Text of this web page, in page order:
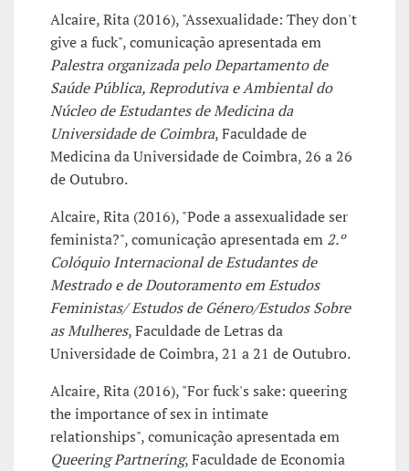
Alcaire, Rita (2016), "Assexualidade: They don't
give a fuck", comunicação apresentada em
Palestra organizada pelo Departamento de
Saúde Pública, Reprodutiva e Ambiental do
Núcleo de Estudantes de Medicina da
Universidade de Coimbra, Faculdade de
Medicina da Universidade de Coimbra, 26 a 26
de Outubro.
Alcaire, Rita (2016), "Pode a assexualidade ser
feminista?", comunicação apresentada em 2.º
Colóquio Internacional de Estudantes de
Mestrado e de Doutoramento em Estudos
Feministas/ Estudos de Género/Estudos Sobre
as Mulheres, Faculdade de Letras da
Universidade de Coimbra, 21 a 21 de Outubro.
Alcaire, Rita (2016), "For fuck's sake: queering
the importance of sex in intimate
relationships", comunicação apresentada em
Queering Partnering, Faculdade de Economia